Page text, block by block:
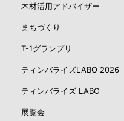
木材活用アドバイザー
まちづくり
T-1グランプリ
ティンバライズLABO 2026
ティンバライズ LABO
展覧会